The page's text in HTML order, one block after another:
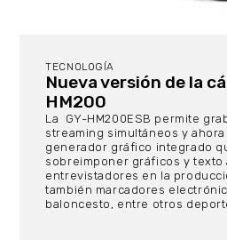
TECNOLOGÍA
Nueva versión de la
HM200
La GY-HM200ESB permite
streaming simultáneos y
generador gráfico integrado
sobreimponer gráficos y texto
entrevistadores en la
también marcadores
baloncesto, entre otros